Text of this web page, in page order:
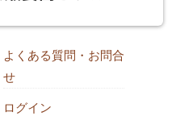
よくある質問・お問合
せ
ログイン